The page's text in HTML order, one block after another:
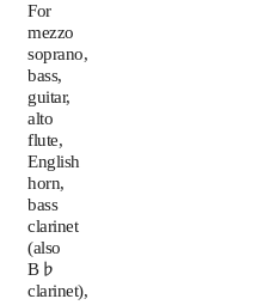
For
mezzo
soprano,
bass,
guitar,
alto
flute,
English
horn,
bass
clarinet
(also
B♭
clarinet),